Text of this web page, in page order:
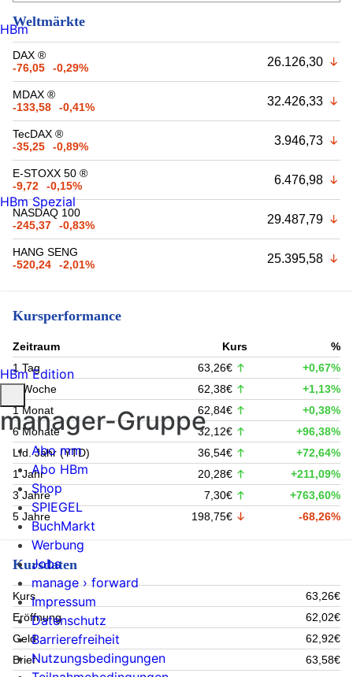
Weltmärkte
DAX ®
-76,05
-0,29% 26.126,30
MDAX ®
-133,58
-0,41% 32.426,33
TecDAX ®
-35,25
-0,89% 3.946,73
E-STOXX 50 ®
-9,72
-0,15% 6.476,98
NASDAQ 100
-245,37
-0,83% 29.487,79
HANG SENG
-520,24
-2,01% 25.395,58
Kursperformance
Zeitraum Kurs
%
1 Tag
63,26€
+0,67%
1 Woche
62,38€
+1,13%
1 Monat
62,84€
+0,38%
6 Monate
32,12€
+96,38%
Lfd. Jahr (YTD)
36,54€
+72,64%
1 Jahr
20,28€
+211,09%
3 Jahre
7,30€
+763,60%
5 Jahre
198,75€ -68,26%
Kursdaten
Kurs
63,26€
Eröffnung
62,02€
Geld
62,92€
Brief
63,58€
HBm
HBm Spezial
HBm Edition
manager-Gruppe
Abo mm
Abo HBm
Shop
SPIEGEL
BuchMarkt
Werbung
Jobs
manage › forward
Impressum
Datenschutz
Barrierefreiheit
Nutzungsbedingungen